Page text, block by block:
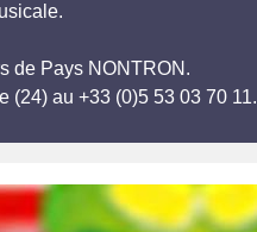
de Pays NONTRON.
(24) au +33 (0)5 53 03 70 11.